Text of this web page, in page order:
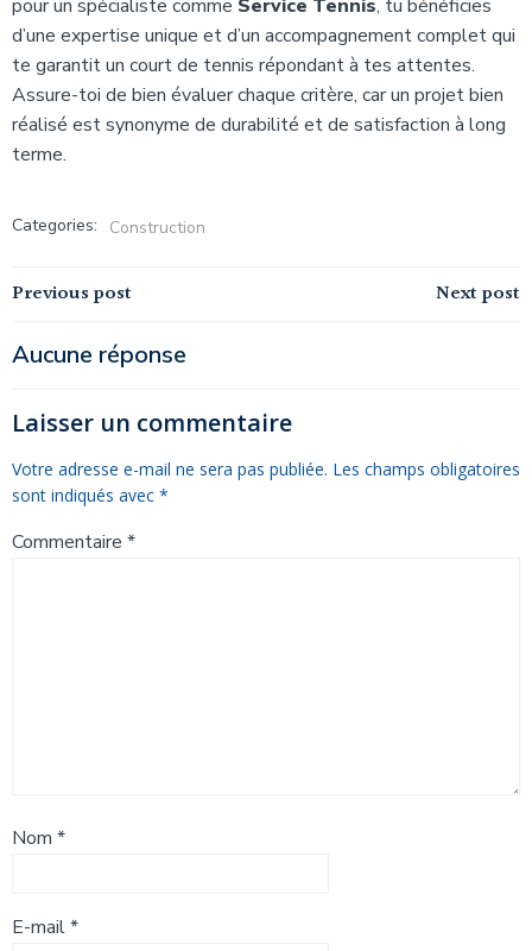
pour un spécialiste comme Service Tennis, tu bénéficies
d’une expertise unique et d’un accompagnement complet qui
te garantit un court de tennis répondant à tes attentes.
Assure-toi de bien évaluer chaque critère, car un projet bien
réalisé est synonyme de durabilité et de satisfaction à long
terme.
Categories: Construction
Navigation
de
l’article
Previous post Navigation
l’article
Next post
Aucune réponse
Laisser un commentaire
Votre adresse e-mail ne sera pas publiée. Les champs obligatoires
sont indiqués avec *
Commentaire *
Nom *
E-mail*